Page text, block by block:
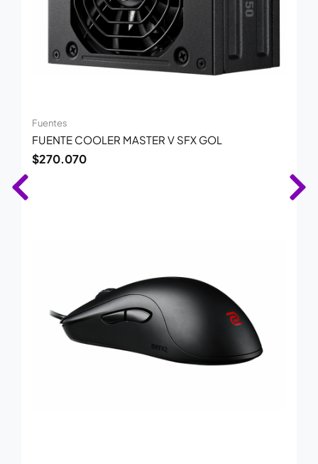
Fuentes
FUENTE COOLER MASTER V SFX GOL
$270.070